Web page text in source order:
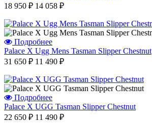
18 950 ₽ 14 058 ₽
Подробнее
Palace X Ugg Mens Tasman Slipper Chestnut
31 650 ₽ 11 490 ₽
Подробнее
Palace X UGG Tasman Slipper Chestnut
22 650 ₽ 11 490 ₽